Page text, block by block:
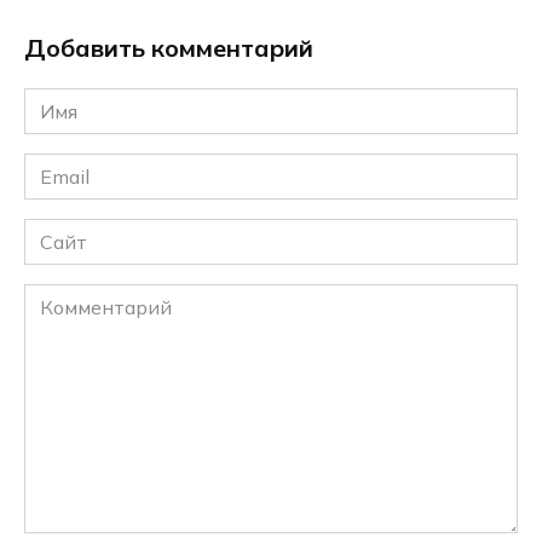
Добавить комментарий
Имя
*
Email
*
Сайт
Комментарий